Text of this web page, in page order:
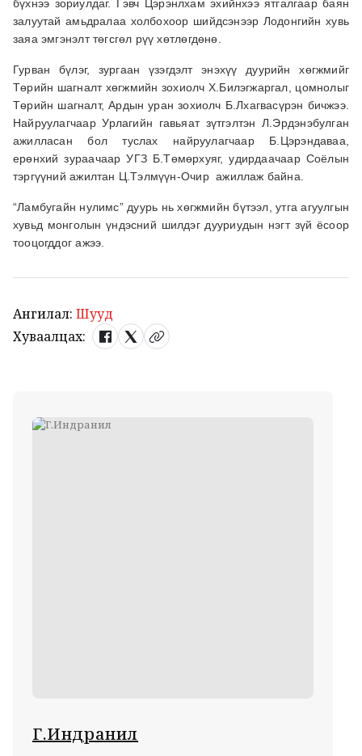
бүхнээ зориулдаг. Гэвч Цэрэнлхам эхийнхээ ятгалгаар баян
залуутай амьдралаа холбохоор шийдсэнээр Лодонгийн хувь
заяа эмгэнэлт төгсгөл рүү хөтлөгдөнө.
Гурван бүлэг, зургаан үзэгдэлт энэхүү дуурийн хөгжмийг
Төрийн шагналт хөгжмийн зохиолч Х.Билэгжаргал, цомнолыг
Төрийн шагналт, Ардын уран зохиолч Б.Лхагвасүрэн бичжээ.
Найруулагчаар Урлагийн гавьяат зүтгэлтэн Л.Эрдэнэбулган
ажилласан бол туслах найруулагчаар Б.Цэрэндаваа,
ерөнхий зураачаар УГЗ Б.Төмөрхуяг, удирдаачаар Соёлын
тэргүүний ажилтан Ц.Тэлмүүн-Очир ажиллаж байна.
“Ламбугайн нулимс” дуурь нь хөгжмийн бүтээл, утга агуулгын
хувьд монголын үндэсний шилдэг дууриудын нэгт зүй ёсоор
тооцогддог ажээ.
Ангилал: Шууд
Хуваалцах:
Г.Индранил